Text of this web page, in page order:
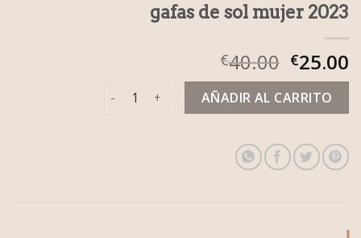
gafas de sol mujer 2023
€40.00 €25.00
gafas de sol mujer 2023 cantidad
AÑADIR AL CARRITO